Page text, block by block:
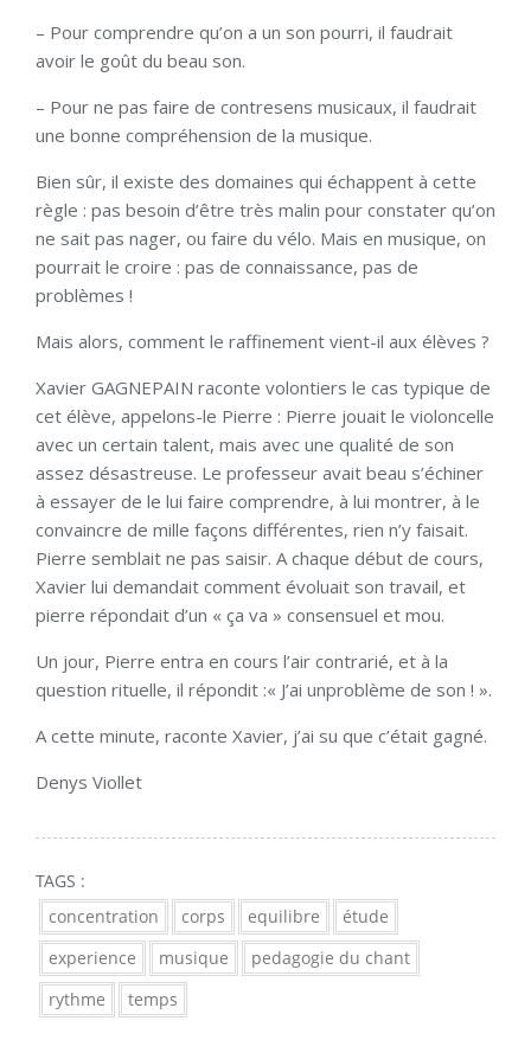
– Pour comprendre qu’on a un son pourri, il faudrait
avoir le goût du beau son.
– Pour ne pas faire de contresens musicaux, il faudrait
une bonne compréhension de la musique.
Bien sûr, il existe des domaines qui échappent à cette
règle : pas besoin d’être très malin pour constater qu’on
ne sait pas nager, ou faire du vélo. Mais en musique, on
pourrait le croire : pas de connaissance, pas de
problèmes !
Mais alors, comment le raffinement vient-il aux élèves ?
Xavier GAGNEPAIN raconte volontiers le cas typique de
cet élève, appelons-le Pierre : Pierre jouait le violoncelle
avec un certain talent, mais avec une qualité de son
assez désastreuse. Le professeur avait beau s’échiner
à essayer de le lui faire comprendre, à lui montrer, à le
convaincre de mille façons différentes, rien n’y faisait.
Pierre semblait ne pas saisir. A chaque début de cours,
Xavier lui demandait comment évoluait son travail, et
pierre répondait d’un « ça va » consensuel et mou.
Un jour, Pierre entra en cours l’air contrarié, et à la
question rituelle, il répondit :« J’ai unproblème de son ! ».
A cette minute, raconte Xavier, j’ai su que c’était gagné.
Denys Viollet
TAGS :
concentration
corps equilibre
étude
experience
musique
pedagogie du chant
rythme
temps